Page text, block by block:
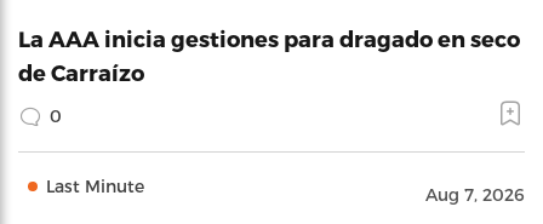
La AAA inicia gestiones para dragado en seco
de Carraízo
0
Last Minute Aug 7, 2026